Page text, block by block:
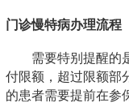
门诊慢特病办理流程
需要特别提醒的
付限额，超过限额部
的患者需要提前在参